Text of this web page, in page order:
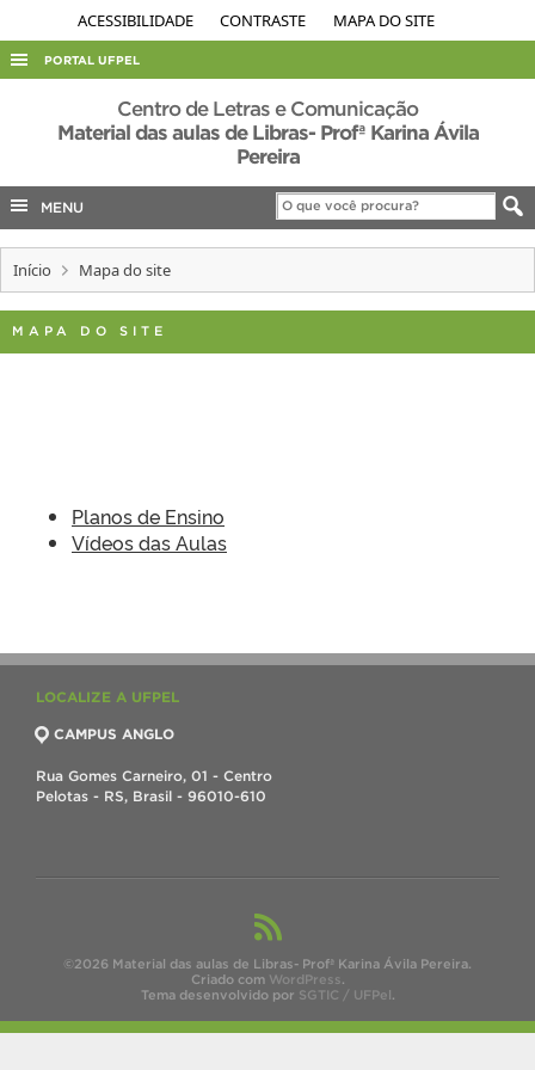
ACESSIBILIDADE CONTRASTE MAPA DO SITE
PORTAL UFPEL
ACESSO À INFORMAÇÃO
AUDITORIA
EDITAIS
Centro de Letras e Comunicação
Material das aulas de Libras- Profª Karina Ávila
Pereira
MENU
Início Mapa do site
MAPA DO SITE
Planos de Ensino
Vídeos das Aulas
LOCALIZE A UFPEL
CAMPUS ANGLO
Rua Gomes Carneiro, 01 - Centro
Pelotas - RS, Brasil - 96010-610
©2026 Material das aulas de Libras- Profª Karina Ávila Pereira.
Criado com WordPress.
Tema desenvolvido por SGTIC / UFPel.